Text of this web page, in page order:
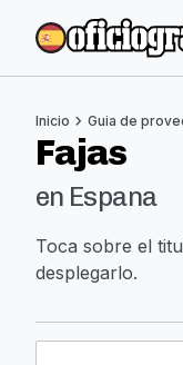
Inicio chevron_right Guia de
Fajas
en Espana
Toca sobre el
desplegarlo.